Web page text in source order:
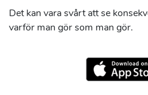
Det kan vara svårt att se
varför man gör som man gör.